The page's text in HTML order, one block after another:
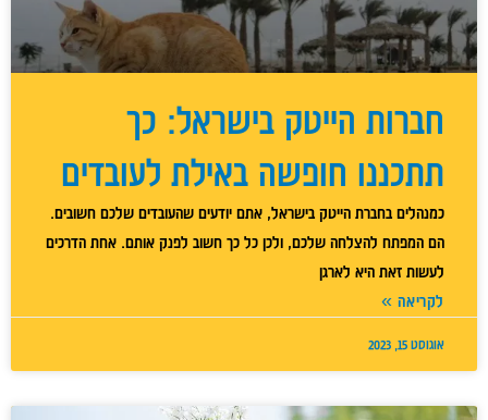
חברות הייטק בישראל: כך
תתכננו חופשה באילת לעובדים
כמנהלים בחברת הייטק בישראל, אתם יודעים שהעובדים שלכם חשובים.
הם המפתח להצלחה שלכם, ולכן כל כך חשוב לפנק אותם. אחת הדרכים
לעשות זאת היא לארגן
לקריאה »
אוגוסט 15, 2023